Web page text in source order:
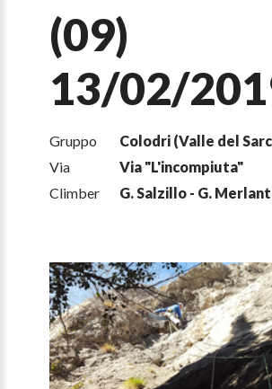
(09)
13/02/
Gruppo
Colodri (Valle del
Via
Via "L'incompiuta"
Climber
G. Salzillo - G.